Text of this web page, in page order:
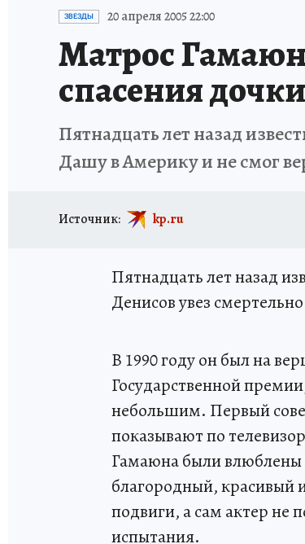
ИСПЫТАНО НА СЕБЕ
ЗВЕЗДЫ 20 апреля 2005 22:00
Матрос
спасения
Пятнадцать лет назад
Дашу в Америку и не смог
Источник: kp.ru
Пятнадцать лет назад
Денисов увез
В 1990 году он был на
Государственной
небольшим. Первый
показывают по
Гамаюна были
благородный,
подвиги, а сам актер не
испытания.